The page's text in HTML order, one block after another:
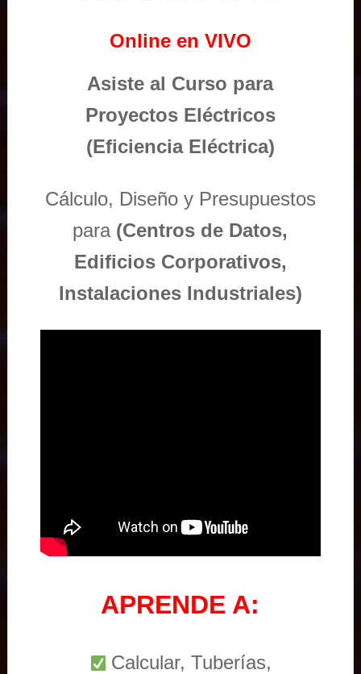
Online en VIVO
Asiste al Curso para
Proyectos Eléctricos
(Eficiencia Eléctrica)
Cálculo, Diseño y Presupuestos
para (Centros de Datos,
Edificios Corporativos,
Instalaciones Industriales)
APRENDE A:
Calcular, Tuberías,